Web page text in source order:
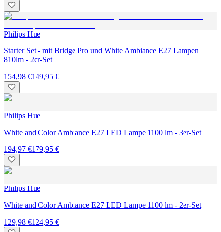
Philips Hue
Starter Set - mit Bridge Pro und White Ambiance E27 Lampen
810lm - 2er-Set
154,98 €149,95 €
Philips Hue
White and Color Ambiance E27 LED Lampe 1100 lm - 3er-Set
194,97 €179,95 €
Philips Hue
White and Color Ambiance E27 LED Lampe 1100 lm - 2er-Set
129,98 €124,95 €